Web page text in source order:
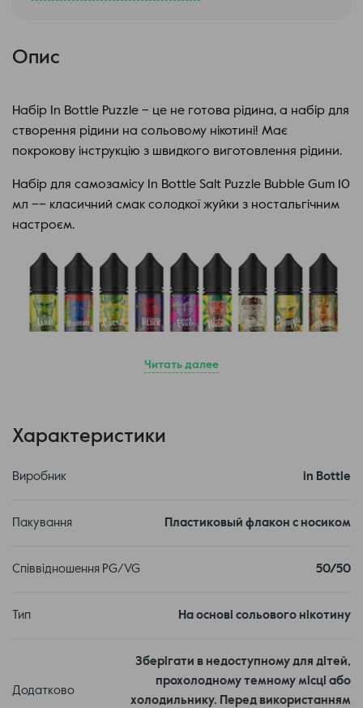
Опис
Набір In Bottle Puzzle – це не готова рідина, а набір для
створення рідини на сольовому нікотині! Має
покрокову інструкцію з швидкого виготовлення рідини.
Набір для самозамісу In Bottle Salt Puzzle Bubble Gum 10
мл –– класичний смак солодкої жуйки з ностальгічним
настроєм.
Аромабустер
Інструкція
ароматизаторів, за складом такий самий, як в
Нікобустер – розчин сольового нікотину у певній
об'ємом 30 мл кінцева міцність становила 30 мг або
Інструкція з виготовлення:
Відкрити кришки обох флаконів, з аромабустером і
Читать далее
Характеристики
Виробник in Bottle
Пакування Пластиковый флакон с носиком
Співвідношення PG/VG 50/50
Тип На основі сольового нікотину
Додатково
Зберігати в недоступному для дітей,
прохолодному темному місці або
холодильнику. Перед використанням